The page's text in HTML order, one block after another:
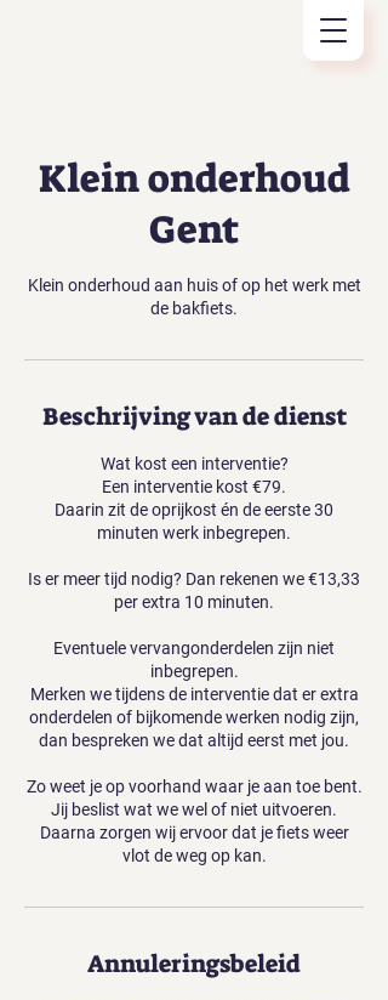
Klein onderhoud
Gent
Klein onderhoud aan huis of op het werk met
de bakfiets.
Beschrijving van de dienst
Wat kost een interventie?
Een interventie kost €79.
Daarin zit de oprijkost én de eerste 30
minuten werk inbegrepen.
Is er meer tijd nodig? Dan rekenen we €13,33
per extra 10 minuten.
Eventuele vervangonderdelen zijn niet
inbegrepen.
Merken we tijdens de interventie dat er extra
onderdelen of bijkomende werken nodig zijn,
dan bespreken we dat altijd eerst met jou.
Zo weet je op voorhand waar je aan toe bent.
Jij beslist wat we wel of niet uitvoeren.
Daarna zorgen wij ervoor dat je fiets weer
vlot de weg op kan.
Annuleringsbeleid